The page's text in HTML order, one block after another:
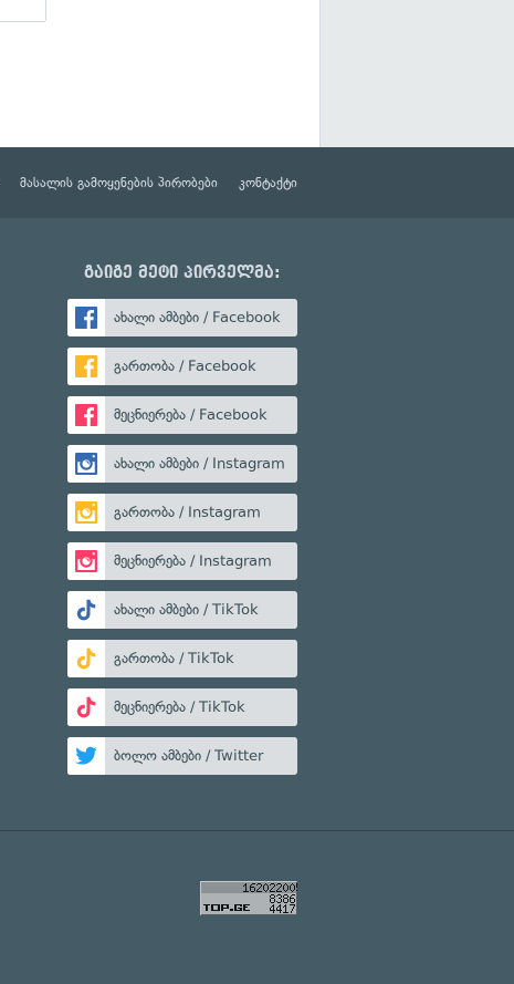
მასალის გამოყენების პირობები კონტაქტი
გაიგე მეტი პირველმა:
ახალი ამბები / Facebook
გართობა / Facebook
მეცნიერება / Facebook
ახალი ამბები / Instagram
გართობა / Instagram
მეცნიერება / Instagram
ახალი ამბები / TikTok
გართობა / TikTok
მეცნიერება / TikTok
ბოლო ამბები / Twitter